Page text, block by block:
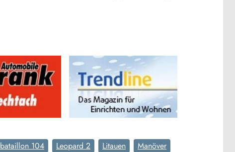
104 Leopard 2 Litauen
Manöver